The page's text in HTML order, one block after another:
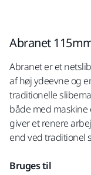
Abranet
Abranet er et
af høj ydeevne og
traditionelle
både med
giver et renere
end ved traditionel
Bruges til